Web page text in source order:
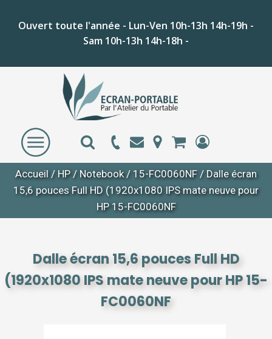
Ouvert toute l'année - Lun-Ven 10h-13h 14h-19h -
Sam 10h-13h 14h-18h -
Accueil/ HP / Notebook/ 15-FC0060NF / Dalle écran
15,6 pouces Full HD (1920x1080 IPS mate neuve pour
HP 15-FC0060NF
Dalle écran 15,6 pouces Full HD
(1920x1080 IPS mate neuve pour HP 15-
FC0060NF